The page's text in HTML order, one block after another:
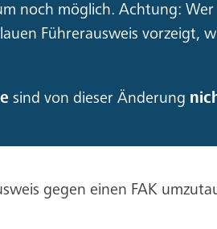
noch möglich. Achtung:
Führerausweis vorzeigt,
sind von dieser Änderung
gegen einen FAK